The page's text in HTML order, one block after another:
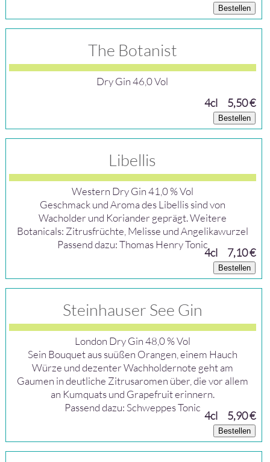
Bestellen
The Botanist
Dry Gin 46,0 Vol
4cl 5,50 €
Bestellen
Libellis
Western Dry Gin 41,0 % Vol
Geschmack und Aroma des Libellis sind von
Wacholder und Koriander geprägt. Weitere
Botanicals: Zitrusfrüchte, Melisse und Angelikawurzel
Passend dazu: Thomas Henry Tonic
4cl 7,10 €
Bestellen
Steinhauser See Gin
London Dry Gin 48,0 % Vol
Sein Bouquet aus suüßen Orangen, einem Hauch
Würze und dezenter Wachholdernote geht am
Gaumen in deutliche Zitrusaromen über, die vor allem
an Kumquats und Grapefruit erinnern.
Passend dazu: Schweppes Tonic
4cl 5,90 €
Bestellen